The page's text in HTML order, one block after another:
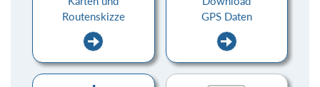
Routenskizze
GPS Daten